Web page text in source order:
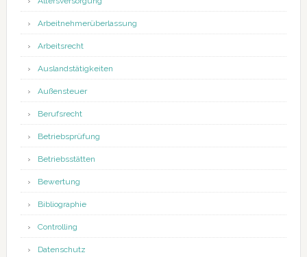
Arbeitnehmerüberlassung
Arbeitsrecht
Auslandstätigkeiten
Außensteuer
Berufsrecht
Betriebsprüfung
Betriebsstätten
Bewertung
Bibliographie
Controlling
Datenschutz